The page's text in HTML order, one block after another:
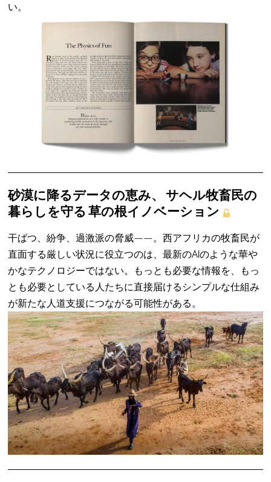
い。
砂漠に降るデータの恵み、 サヘル牧畜民の
暮らしを守る 草の根イノベーション
干ばつ、紛争、過激派の脅威——。西アフリカの牧畜民が
直面する厳しい状況に役立つのは、最新のAIのような華や
かなテクノロジーではない。もっとも必要な情報を、もっ
とも必要としている人たちに直接届けるシンプルな仕組み
が新たな人道支援につながる可能性がある。